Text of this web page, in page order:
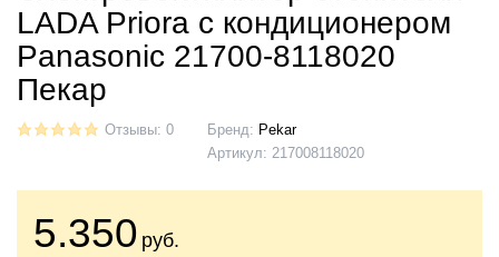
LADA Priora с кондиционером
Panasonic 21700-8118020
Пекар
Отзывы: 0 Бренд: Pekar
Артикул: 217008118020
5.350 руб.